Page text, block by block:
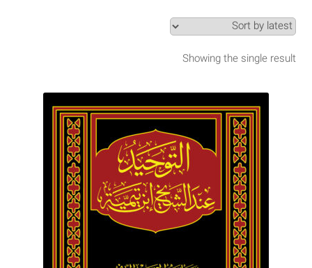
Search Results
Shop
Showing the single result